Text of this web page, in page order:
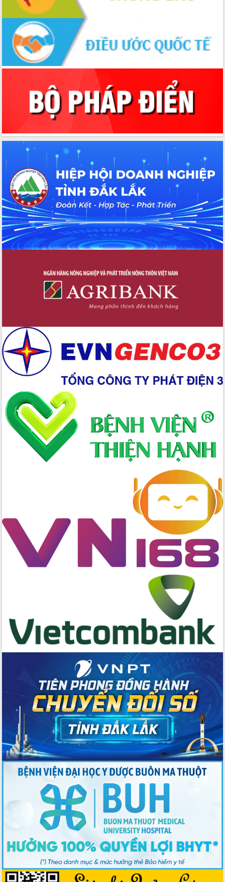
Lấy ý kiến điều chỉnh Quy hoạch tỉnh
Đắk Lắk thời kỳ 2021-2030, tầm nhìn
đến năm 2050
Phát động chiến dịch 30 ngày đêm
giải phóng mặt bằng Tuyến đường bộ
ven biển
Đắk Lắk nỗ lực thúc đẩy tăng trưởng
Đắk Lắk ký kết thỏa thuận hợp tác về
chuyển đổi số giai đoạn 2026 – 2030
với Tập đoàn Bưu chính Viễn thông
Việt Nam
Thứ trưởng Bộ Y tế làm việc với tỉnh
Đắk Lắk về phát triển nhân lực y tế
cho trạm y tế cấp xã
Du lịch Đắk Lắk nâng tầm trải nghiệm
du khách thông qua Hệ thống cơ sở dữ
liệu và Bản đồ số
Tập huấn ứng dụng trí tuệ nhân tạo (AI)
trong thương mại điện tử năm 2026
Đoàn đại biểu Quốc hội tỉnh Đắk Lắk
trao đổi thông tin trước Kỳ họp thứ
thông nguồn lực phát triển
Nâng cao hiệu lực, hiệu quả HĐND
tỉnh thông qua hiện đại hóa hành chính
Xã Ea Phê gắn cải cách hành chính với
Phó Chủ tịch Thường trực UBND tỉnh
Hồ Thị Nguyên Thảo làm việc tại Trung
tâm Phục vụ hành chính công xã Ea
Phê
Xây dựng nền hành chính số đồng
hành cùng nông dân dân, doanh nghiệp
Giai đoạn 2026-2030, Đắk Lắk phấn
đấu có 77% xã đạt chuẩn nông thôn
mới
Chuyển đổi số 'mở đường' cho nông
nghiệp Đắk Lắk tăng trưởng bứt phá
Triển khai đồng bộ đo đạc, lập hồ sơ
Đắk Lắk nâng cao hiệu quả công tác
Đảng từ Sổ tay đảng viên điện tử
Đắk Lắk đẩy mạnh nuôi biển công
nghệ, hướng tới phát triển thủy sản
bền vững
Quyền của người tiêu dùng Việt Nam
2026
Đẩy mạnh cải cách hành chính, quyết
tâm đạt được mục tiêu tăng trưởng
hai con số trong năm 2026
Tổ chức trang trọng Lễ hội Đền thờ
Lương Văn Chánh năm 2026
Phó Bí thư Tỉnh ủy Đắk Lắk Đỗ Hữu
Huy giữ chức Bí thư Đảng ủy Ủy Ban
Nhân dân tỉnh
Bệnh án điện tử thúc đẩy chuyển đổi
số y tế tại Đắk Lắk
Chuyển đổi số thư viện: Mở rộng
không gian tri thức trong thời đại số
Đánh giá, rút kinh nghiệm công tác tổ
chức diễn tập trước ngày bầu cử
Chương trình “Gặp gỡ hữu nghị –
Friendship Meeting New Year 2026”
Bầu cử Quốc hội và HĐND: Cử tri Đắk
Lắk gửi gắm niềm tin, kỳ vọng vào lá
phiếu
Đắk Lắk sẵn sàng các điều kiện cho
Ngày hội bầu cử đại biểu Quốc hội
khóa XVI và HĐND các cấp nhiệm kỳ